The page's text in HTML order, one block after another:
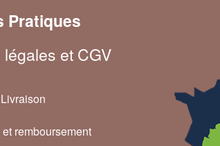
Pratiques
et CGV
Livraison
remboursement